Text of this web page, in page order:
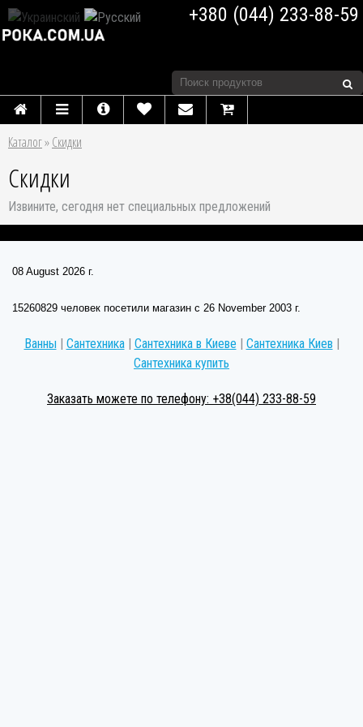
+380 (044) 233-88-59
Каталог»Скидки
Скидки
Извините, сегодня нет специальных предложений
08 August 2026 г.
15260829 человек посетили магазин c 26 November 2003 г.
Ванны | Сантехника| Сантехника в Киеве | Сантехника Киев |
Сантехника купить
Заказать можете по телефону: +38(044) 233-88-59